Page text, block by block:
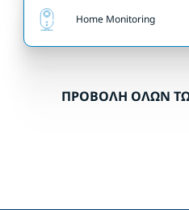
Home Monitoring
ΠΡΟΒΟΛΗ ΟΛΩΝ